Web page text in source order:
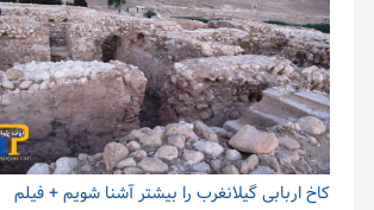
کاخ اربابی گیلانغرب را بیشتر آشنا شویم + فیلم